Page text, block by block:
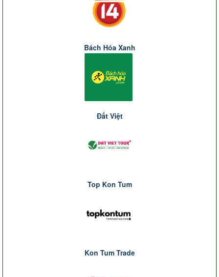
Bách Hóa Xanh
Đất Việt
Top Kon Tum
Kon Tum Trade